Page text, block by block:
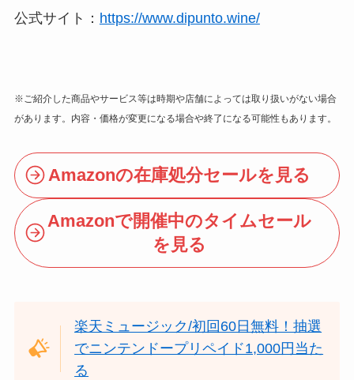
公式サイト： https://www.dipunto.wine/
※ご紹介した商品やサービス等は時期や店舗によっては取り扱いがない場合
があります。内容・価格が変更になる場合や終了になる可能性もあります。
Amazonの在庫処分セールを見る
Amazonで開催中のタイムセール
を見る
楽天ミュージック/初回60日無料！抽選
でニンテンドープリペイド1,000円当た
る